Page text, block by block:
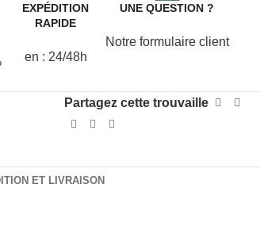
EXPÉDITION
RAPIDE
en : 24/48h
UNE QUESTION ?
Notre formulaire client
Partagez cette trouvaille
ET LIVRAISON